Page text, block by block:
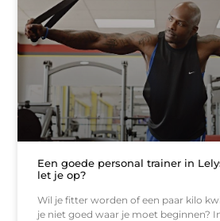
Een goede personal trainer in
let je op?
Wil je fitter worden of een paar kilo
je niet goed waar je moet beginnen?